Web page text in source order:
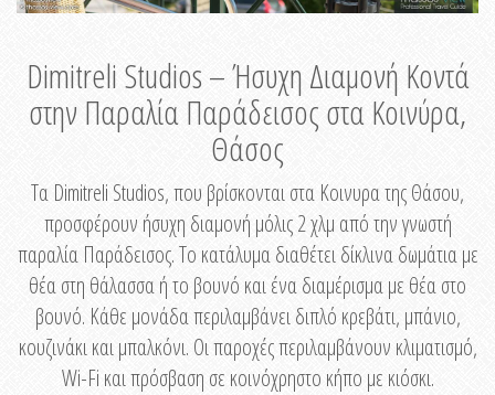
Dimitreli Studios – Ήσυχη Διαμονή Κοντά
στην Παραλία Παράδεισος στα Κοινύρα,
Θάσος
Τα Dimitreli Studios, που βρίσκονται στα Κοινυρα της Θάσου,
προσφέρουν ήσυχη διαμονή μόλις 2 χλμ από την γνωστή
παραλία Παράδεισος. Το κατάλυμα διαθέτει δίκλινα δωμάτια με
θέα στη θάλασσα ή το βουνό και ένα διαμέρισμα με θέα στο
βουνό. Κάθε μονάδα περιλαμβάνει διπλό κρεβάτι, μπάνιο,
κουζινάκι και μπαλκόνι. Οι παροχές περιλαμβάνουν κλιματισμό,
Wi-Fi και πρόσβαση σε κοινόχρηστο κήπο με κιόσκι.